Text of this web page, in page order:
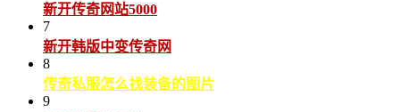
新开传奇网站5000
7
新开韩版中变传奇网
8
传奇私服怎么找装备的图片
9